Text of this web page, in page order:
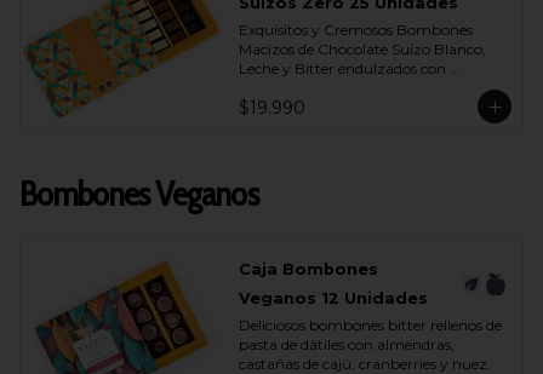
Exquisitos y Cremosos Bombones
Macizos de Chocolate Suizo Blanco,
Leche y Bitter endulzados con
$19.990
Bombones Veganos
Caja Bombones
Veganos 12 Unidades
Deliciosos bombones bitter rellenos de
pasta de dátiles con almendras,
castañas de cajú, cranberries y nuez.